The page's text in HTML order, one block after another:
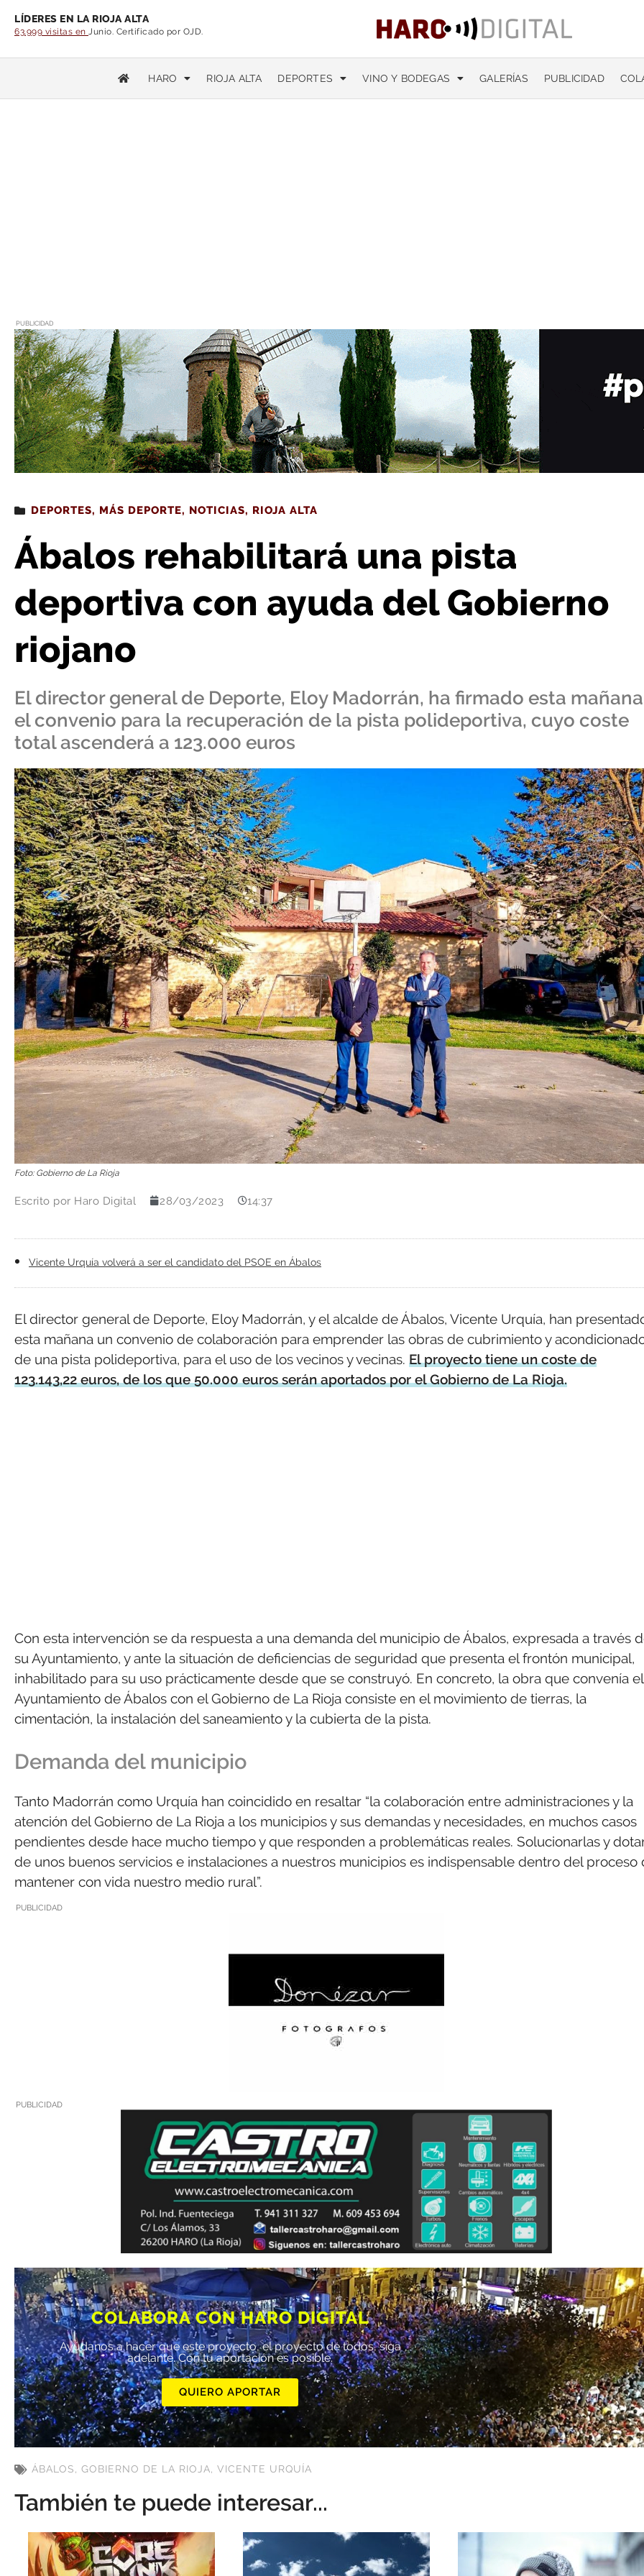
LÍDERES EN LA RIOJA ALTA
63.999 visitas en Junio. Certificado por OJD.
HARO RIOJA ALTA DEPORTES VINO Y BODEGAS GALERÍAS PUBLICIDAD
PUBLICIDAD
Estás leyendo: Ábalos rehabilitará una pista deportiva con ayuda del Gobierno riojano
DEPORTES, MÁS DEPORTE, NOTICIAS, RIOJA ALTA
Ábalos rehabilitará una pista
deportiva con ayuda del Gobierno
riojano
El director general de Deporte, Eloy Madorrán, ha firmado esta mañana
el convenio para la recuperación de la pista polideportiva, cuyo coste
total ascenderá a 123.000 euros
Foto: Gobierno de La Rioja
Escrito por Haro Digital 28/03/2023 14:37
Vicente Urquía volverá a ser el candidato del PSOE en Ábalos
El director general de Deporte, Eloy Madorrán, y el alcalde de Ábalos, Vicente Urquía, han
esta mañana un convenio de colaboración para emprender las obras de cubrimiento y
de una pista polideportiva, para el uso de los vecinos y vecinas. El proyecto tiene un coste de
123.143,22 euros, de los que 50.000 euros serán aportados por el Gobierno de La Rioja.
Con esta intervención se da respuesta a una demanda del municipio de Ábalos, expresada a través
su Ayuntamiento, y ante la situación de deficiencias de seguridad que presenta el frontón municipal,
inhabilitado para su uso prácticamente desde que se construyó. En concreto, la obra que convenía el
Ayuntamiento de Ábalos con el Gobierno de La Rioja consiste en el movimiento de tierras, la
cimentación, la instalación del saneamiento y la cubierta de la pista.
Demanda del municipio
Tanto Madorrán como Urquía han coincidido en resaltar “la colaboración entre administraciones y la
atención del Gobierno de La Rioja a los municipios y sus demandas y necesidades, en muchos casos
pendientes desde hace mucho tiempo y que responden a problemáticas reales. Solucionarlas y
de unos buenos servicios e instalaciones a nuestros municipios es indispensable dentro del proceso
mantener con vida nuestro medio rural”.
PUBLICIDAD
PUBLICIDAD
COLABORA CON HARO DIGITAL
Ayúdanos a hacer que este proyecto, el proyecto de todos, siga
adelante. Con tu aportación es posible.
QUIERO APORTAR
ÁBALOS, GOBIERNO DE LA RIOJA, VICENTE URQUÍA
También te puede interesar...